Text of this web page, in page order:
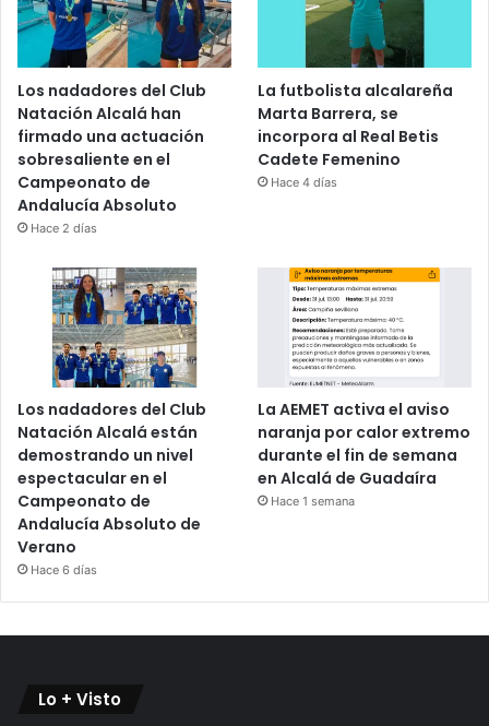
Los nadadores del Club
Natación Alcalá han
firmado una actuación
sobresaliente en el
Campeonato de
Andalucía Absoluto
Hace 2 días
La futbolista alcalareña
Marta Barrera, se
incorpora al Real Betis
Cadete Femenino
Hace 4 días
Los nadadores del Club
Natación Alcalá están
demostrando un nivel
espectacular en el
Campeonato de
Andalucía Absoluto de
Verano
Hace 6 días
La AEMET activa el aviso
naranja por calor extremo
durante el fin de semana
en Alcalá de Guadaíra
Hace 1 semana
Lo + Visto